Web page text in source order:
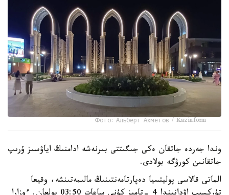
Фото: Альберт Ахметов / Kazinform
وندا جەردە جاتقان ەكى جىگىتتى بىرنەشە ادامنىڭ اياۋسىز ۇرىپ
جاتقانىن كورۋگە بولادى.
الماتى قالاسى پوليتسيا دەپارتامەنتىنىڭ مالىمەتىنشە، وقيعا